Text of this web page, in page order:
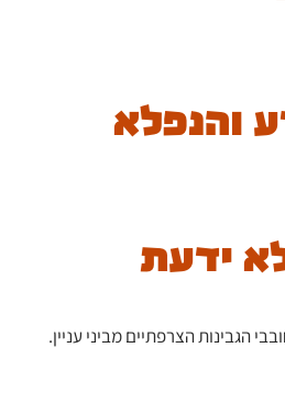
הגבינות הצרפתיים מביני עניין.